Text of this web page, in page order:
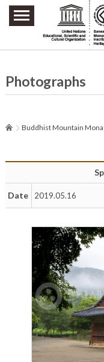
주요메뉴 바로가기
본문 바로가기
하단메뉴 바로가기
Photographs
Buddhist Mountain
Date 2019.05.16